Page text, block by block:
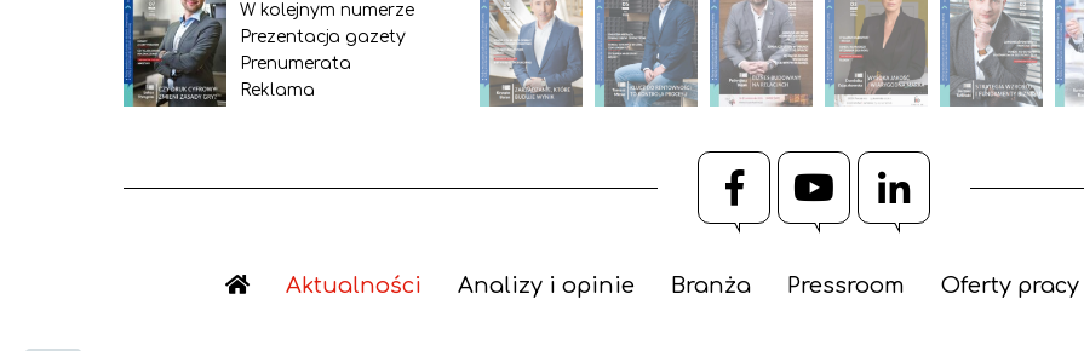
W kolejnym numerze
Prezentacja gazety
Prenumerata
Reklama
FacebookYouTube
LinkedIn
Aktualności Analizy i opinie Branża Pressroom Oferty pracy